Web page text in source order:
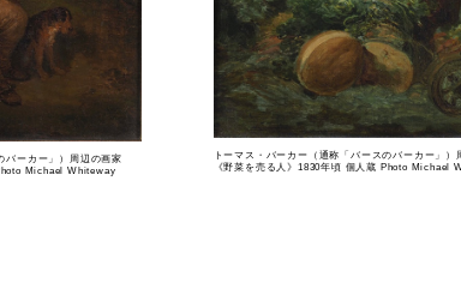
バーカー」）周辺の画家
Michael Whiteway
トーマス・バーカー（通称「バースのバーカー」）
《野菜を売る人》1830年頃 個人蔵 Photo Michael